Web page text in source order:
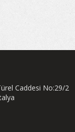
Caddesi No:29/2